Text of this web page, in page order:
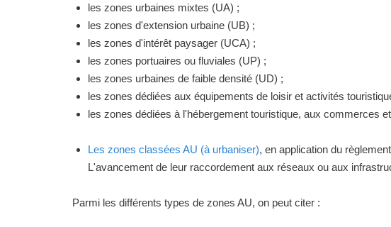
les zones urbaines mixtes (UA) ;
les zones d'extension urbaine (UB) ;
les zones d'intérêt paysager (UCA) ;
les zones portuaires ou fluviales (UP) ;
les zones urbaines de faible densité (UD) ;
les zones dédiées aux équipements de loisir et activités
les zones dédiées à l'hébergement touristique, aux commerces
Les zones classées AU (à urbaniser), en application du
L'avancement de leur raccordement aux réseaux ou aux
Parmi les différents types de zones AU, on peut citer :